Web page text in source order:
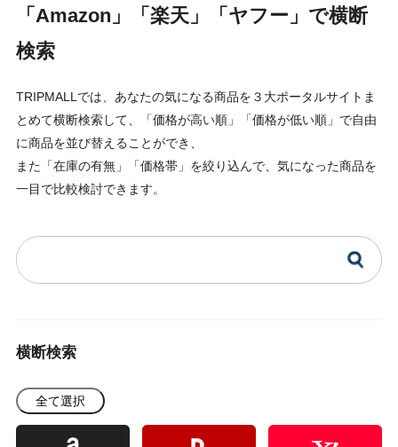
「Amazon」「楽天」「ヤフー」で横断
検索
TRIPMALLでは、あなたの気になる商品を３大ポータルサイトま
とめて横断検索して、「価格が高い順」「価格が低い順」で自由
に商品を並び替えることができ、
また「在庫の有無」「価格帯」を絞り込んで、気になった商品を
一目で比較検討できます。
横断検索
全て選択